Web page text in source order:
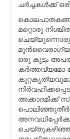
ചര്‍ച്ചകള്‍ക്ക്
മറ്റൊരു
ചെയ്യുന്നൊരു
ഒരു കൂട്ടം
കര്‍ത്തവ്യമോ
അക്കാദമിക്ക്